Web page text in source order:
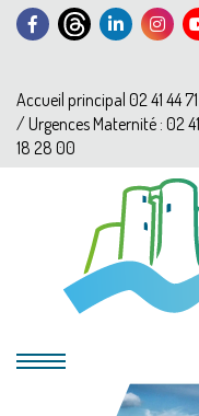
Accueil principal 02 41 44
/ Urgences Maternité : 02
18 28 00